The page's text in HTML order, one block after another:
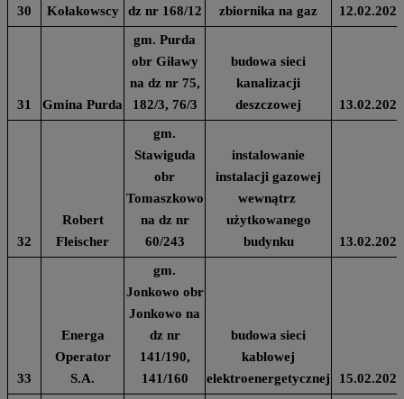
30
Kołakowscy
dz nr 168/12
zbiornika na gaz
12.02.2024
31 Gmina Purda
gm. Purda
obr Giławy
na dz nr 75,
182/3, 76/3
budowa sieci
kanalizacji
deszczowej
13.02.2024
32
Robert
Fleischer
gm.
Stawiguda
obr
Tomaszkowo
na dz nr
60/243
instalowanie
instalacji gazowej
wewnątrz
użytkowanego
budynku
13.02.2024
33
Energa
Operator
S.A.
gm.
Jonkowo obr
Jonkowo na
dz nr
141/190,
141/160
budowa sieci
kablowej
elektroenergetycznej
15.02.2024